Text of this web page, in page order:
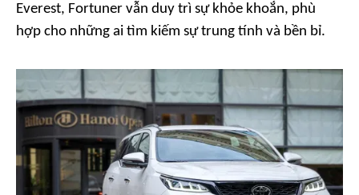
Everest, Fortuner vẫn duy trì sự khỏe khoắn, phù
hợp cho những ai tìm kiếm sự trung tính và bền bỉ.